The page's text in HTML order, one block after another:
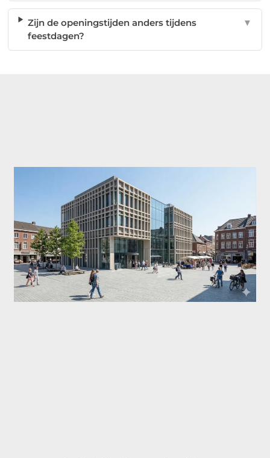
Zijn de openingstijden anders tijdens
feestdagen?
▼